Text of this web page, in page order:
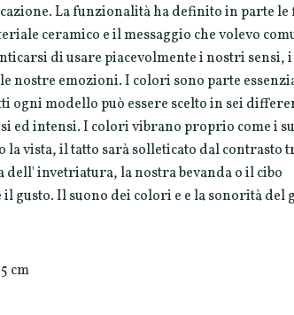
La funzionalità ha definito in parte le
ceramico e il messaggio che volevo
di usare piacevolmente i nostri sensi,
emozioni. I colori sono parte
ogni modello può essere scelto in sei
ed intensi. I colori vibrano proprio come i
la vista, il tatto sarà solleticato dal contrasto
dell' invetriatura, la nostra bevanda o il cibo
gusto. Il suono dei colori e e la sonorità del
cm